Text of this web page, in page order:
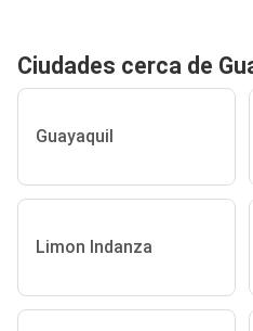
Ciudades cerca de
Guayaquil
Limon Indanza